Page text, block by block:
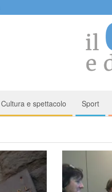
Cultura e spettacolo Sport